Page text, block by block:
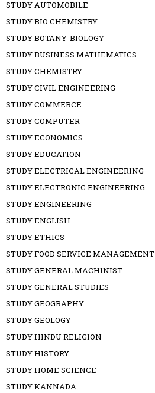
STUDY AUTOMOBILE
STUDY BIO CHEMISTRY
STUDY BOTANY-BIOLOGY
STUDY BUSINESS MATHEMATICS
STUDY CHEMISTRY
STUDY CIVIL ENGINEERING
STUDY COMMERCE
STUDY COMPUTER
STUDY ECONOMICS
STUDY EDUCATION
STUDY ELECTRICAL ENGINEERING
STUDY ELECTRONIC ENGINEERING
STUDY ENGINEERING
STUDY ENGLISH
STUDY ETHICS
STUDY FOOD SERVICE MANAGEMENT
STUDY GENERAL MACHINIST
STUDY GENERAL STUDIES
STUDY GEOGRAPHY
STUDY GEOLOGY
STUDY HINDU RELIGION
STUDY HISTORY
STUDY HOME SCIENCE
STUDY KANNADA